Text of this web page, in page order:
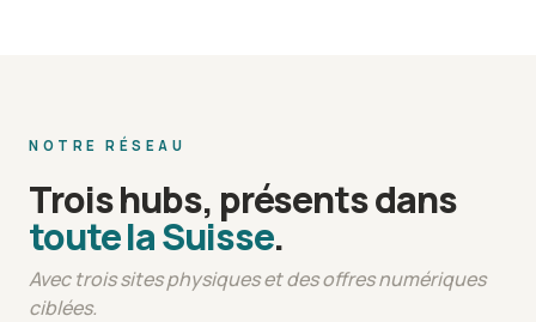
NOTRE RÉSEAU
Trois hubs, présents dans
toute la Suisse.
Avec trois sites physiques et des offres numériques
ciblées.